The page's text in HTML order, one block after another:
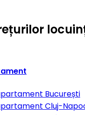
București
Cluj-